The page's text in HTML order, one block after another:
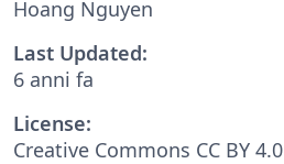
Hoang Nguyen
Last Updated:
6 anni fa
License:
Creative Commons CC BY 4.0